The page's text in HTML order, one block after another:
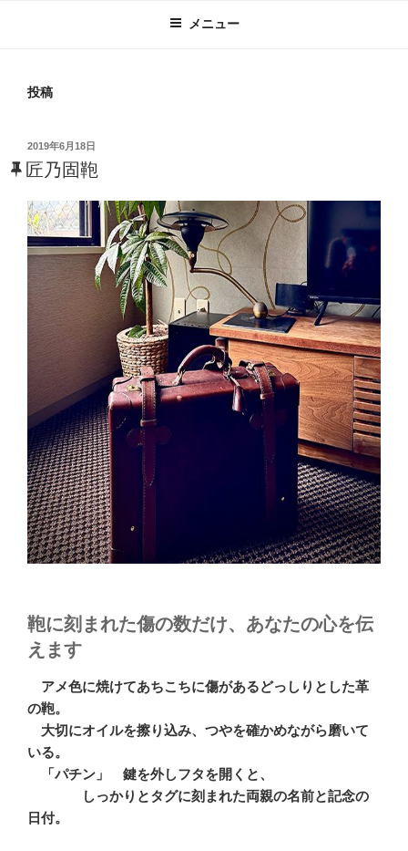
メニュー
投稿
投
稿
日:
2019年6月18日
匠乃固鞄
鞄に刻まれた傷の数だけ、あなたの心を伝
えます
アメ色に焼けてあちこちに傷があるどっしりとした革
の鞄。
大切にオイルを擦り込み、つやを確かめながら磨いて
いる。
「パチン」 鍵を外しフタを開くと、
しっかりとタグに刻まれた両親の名前と記念の
日付。